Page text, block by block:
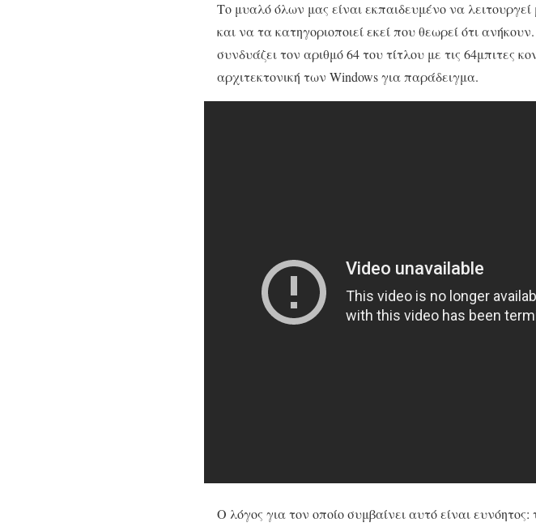
Το μυαλό όλων μας είναι εκπαιδευμένο να
και να τα κατηγοριοποιεί εκεί που θεωρεί ότι
συνδυάζει τον αριθμό 64 του τίτλου με τις 64μπιτες
αρχιτεκτονική των Windows για παράδειγμα.
Ο λόγος για τον οποίο συμβαίνει αυτό είναι